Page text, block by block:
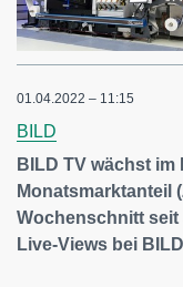
01.04.2022 – 11:15
BILD
BILD TV wächst im
Monatsmarktanteil
Wochenschnitt seit
Live-Views bei